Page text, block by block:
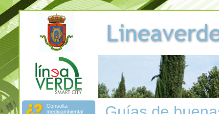
Consulta
medioambiental